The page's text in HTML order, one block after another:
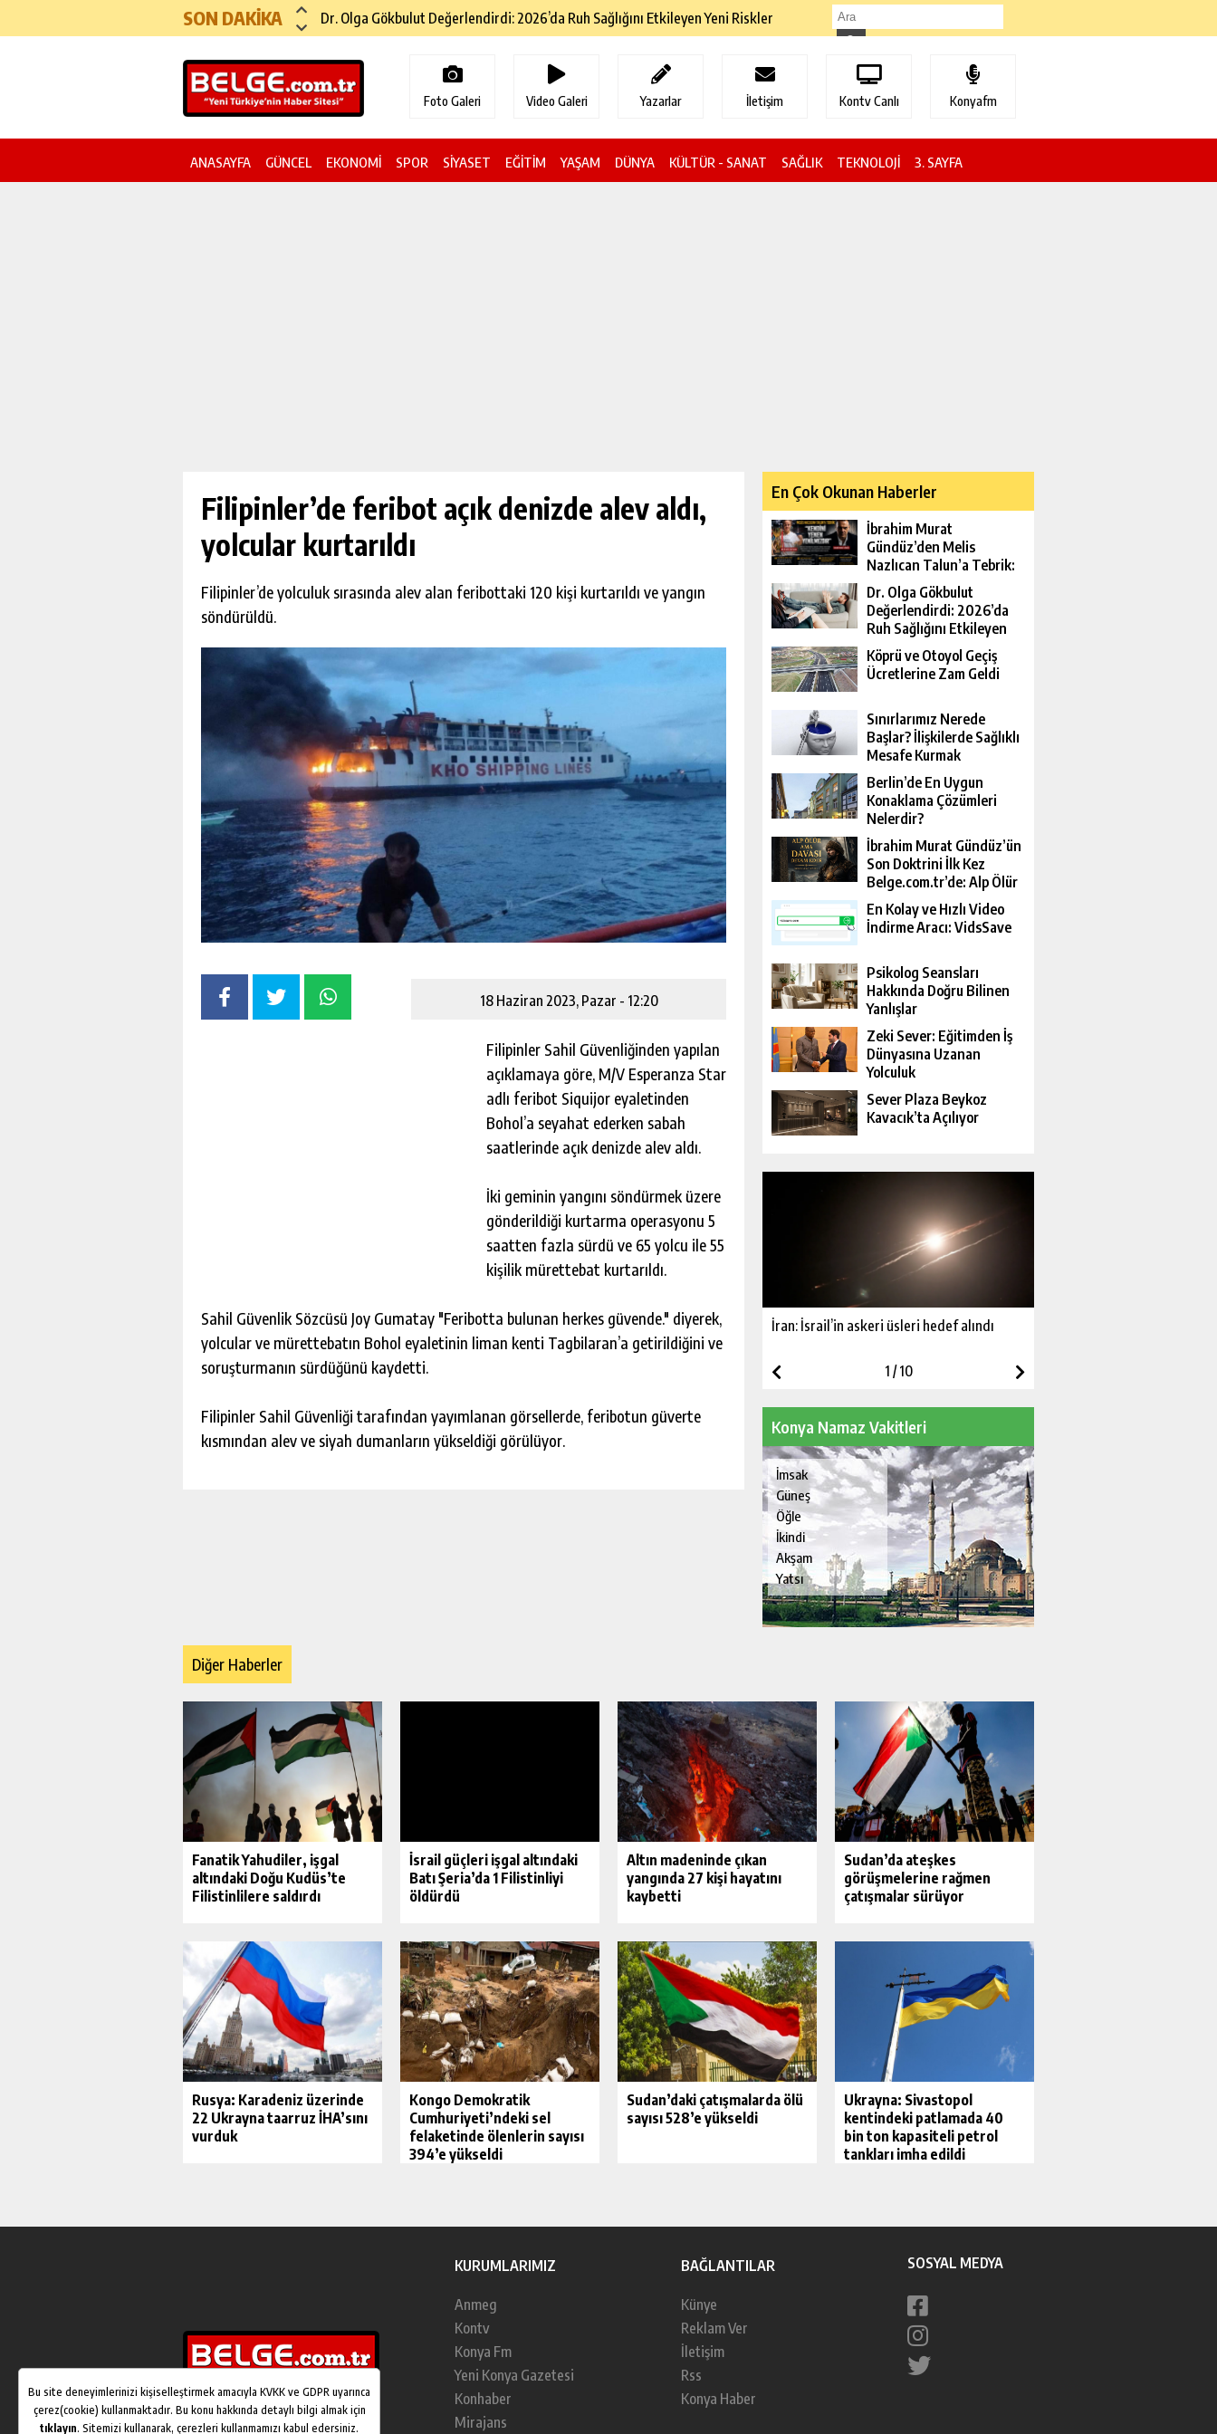
SON DAKİKA Köprü ve Otoyol Geçiş Ücretlerine Zam Geldi
Foto Galeri Video Galeri Yazarlar İletişim Kontv Canlı Konyafm
ANASAYFA GÜNCEL EKONOMİ SPOR SİYASET EĞİTİM YAŞAM DÜNYA KÜLTÜR - SANAT SAĞLIK TEKNOLOJİ 3. SAYFA
Filipinler’de feribot açık denizde alev aldı,
yolcular kurtarıldı
Filipinler’de yolculuk sırasında alev alan feribottaki 120 kişi kurtarıldı ve yangın
söndürüldü.
18 Haziran 2023, Pazar - 12:20
Filipinler Sahil Güvenliğinden yapılan
açıklamaya göre, M/V Esperanza Star
adlı feribot Siquijor eyaletinden
Bohol’a seyahat ederken sabah
saatlerinde açık denizde alev aldı.
İki geminin yangını söndürmek üzere
gönderildiği kurtarma operasyonu 5
saatten fazla sürdü ve 65 yolcu ile 55
kişilik mürettebat kurtarıldı.
Sahil Güvenlik Sözcüsü Joy Gumatay "Feribotta bulunan herkes güvende." diyerek,
yolcular ve mürettebatın Bohol eyaletinin liman kenti Tagbilaran’a getirildiğini ve
soruşturmanın sürdüğünü kaydetti.
Filipinler Sahil Güvenliği tarafından yayımlanan görsellerde, feribotun güverte
kısmından alev ve siyah dumanların yükseldiği görülüyor.
En Çok Okunan Haberler
İbrahim Murat
Gündüz’den Melis
Nazlıcan Talun’a Tebrik:
Kendini Yenen
Yenilmezdir
Dr. Olga Gökbulut
Değerlendirdi: 2026’da
Ruh Sağlığını Etkileyen
Yeni Riskler
Köprü ve Otoyol Geçiş
Ücretlerine Zam Geldi
Sınırlarımız Nerede
Başlar? İlişkilerde Sağlıklı
Mesafe Kurmak
Berlin’de En Uygun
Konaklama Çözümleri
Nelerdir?
İbrahim Murat Gündüz’ün
Son Doktrini İlk Kez
Belge.com.tr’de: Alp Ölür
Ama Davası Devam Eder
En Kolay ve Hızlı Video
İndirme Aracı: VidsSave
Psikolog Seansları
Hakkında Doğru Bilinen
Yanlışlar
Zeki Sever: Eğitimden İş
Dünyasına Uzanan
Yolculuk
Sever Plaza Beykoz
Kavacık’ta Açılıyor
İran: İsrail’in askeri üsleri hedef alındı
1 /10
Konya Namaz Vakitleri
İmsak
Güneş
Öğle
İkindi
Akşam
Yatsı
Diğer Haberler
Fanatik Yahudiler, işgal
altındaki Doğu Kudüs’te
Filistinlilere saldırdı
İsrail güçleri işgal altındaki
Batı Şeria’da 1 Filistinliyi
öldürdü
Altın madeninde çıkan
yangında 27 kişi hayatını
kaybetti
Sudan’da ateşkes
görüşmelerine rağmen
çatışmalar sürüyor
Rusya: Karadeniz üzerinde
22 Ukrayna taarruz İHA’sını
vurduk
Kongo Demokratik
Cumhuriyeti’ndeki sel
felaketinde ölenlerin sayısı
394’e yükseldi
Sudan’daki çatışmalarda ölü
sayısı 528’e yükseldi
Ukrayna: Sivastopol
kentindeki patlamada 40
bin ton kapasiteli petrol
tankları imha edildi
KURUMLARIMIZ
Anmeg
Kontv
Konya Fm
Yeni Konya Gazetesi
Konhaber
Mirajans
BAĞLANTILAR
Künye
Reklam Ver
İletişim
Rss
Konya Haber
SOSYAL MEDYA
Bu site deneyimlerinizi kişiselleştirmek amacıyla KVKK ve GDPR uyarınca
çerez(cookie) kullanmaktadır. Bu konu hakkında detaylı bilgi almak için
tıklayın. Sitemizi kullanarak, çerezleri kullanmamızı kabul edersiniz.